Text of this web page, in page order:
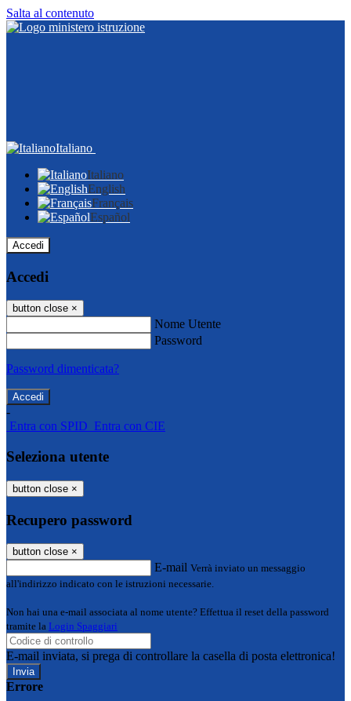
Salta al contenuto
Italiano
Italiano
English
Français
Español
Accedi
Accedi
button close ×
Nome Utente
Password
Password dimenticata?
-
Entra con SPID Entra con CIE
Seleziona utente
button close ×
Recupero password
button close ×
E-mail Verrà inviato un messaggio
all'indirizzo indicato con le istruzioni necessarie.
Non hai una e-mail associata al nome utente? Effettua il reset della password
tramite la Login Spaggiari
E-mail inviata, si prega di controllare la casella di posta elettronica!
Errore